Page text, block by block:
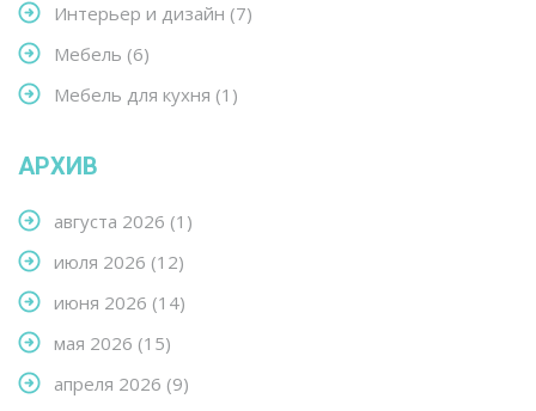
Интерьер и дизайн (7)
Мебель (6)
Мебель для кухня (1)
АРХИВ
августа 2026 (1)
июля 2026 (12)
июня 2026 (14)
мая 2026 (15)
апреля 2026 (9)